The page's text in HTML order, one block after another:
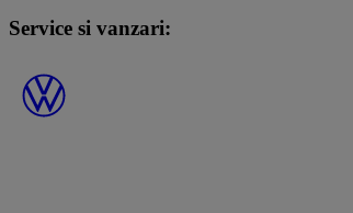
Service si vanzari: